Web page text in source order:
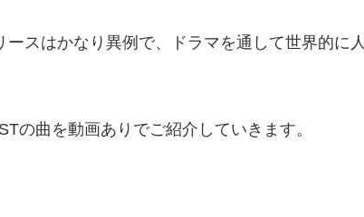
スはかなり異例で、ドラマを通して世界的に人
の曲を動画ありでご紹介していきます。